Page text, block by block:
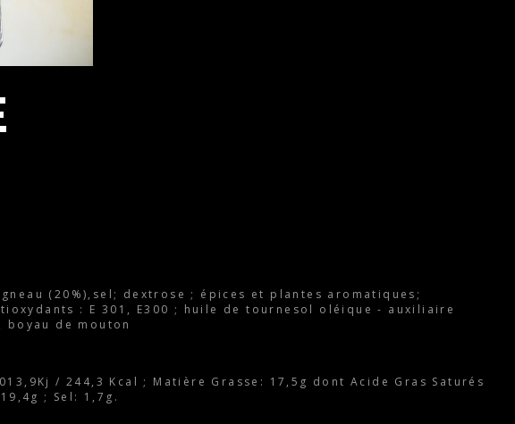
(20%),sel; dextrose ; épices et plantes aromatiques;
: E 301, E300 ; huile de tournesol oléique - auxiliaire
de mouton
/ 244,3 Kcal ; Matière Grasse: 17,5g dont Acide Gras Saturés
; Sel: 1,7g.